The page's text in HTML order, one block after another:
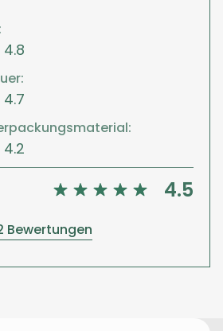
4.8
4.7
4.2
4.5
Bewertungen